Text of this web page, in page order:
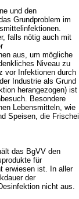
und den
Grundproblem im
falls nötig auch mit
aus, um mögliche
Niveau zu
vor Infektionen durch
Industrie als Grund
herangezogen) ist
Besondere
Lebensmitteln, wie
Speisen, die Frischei
das BgVV den
für
erwiesen ist. In aller
der
nicht aus.